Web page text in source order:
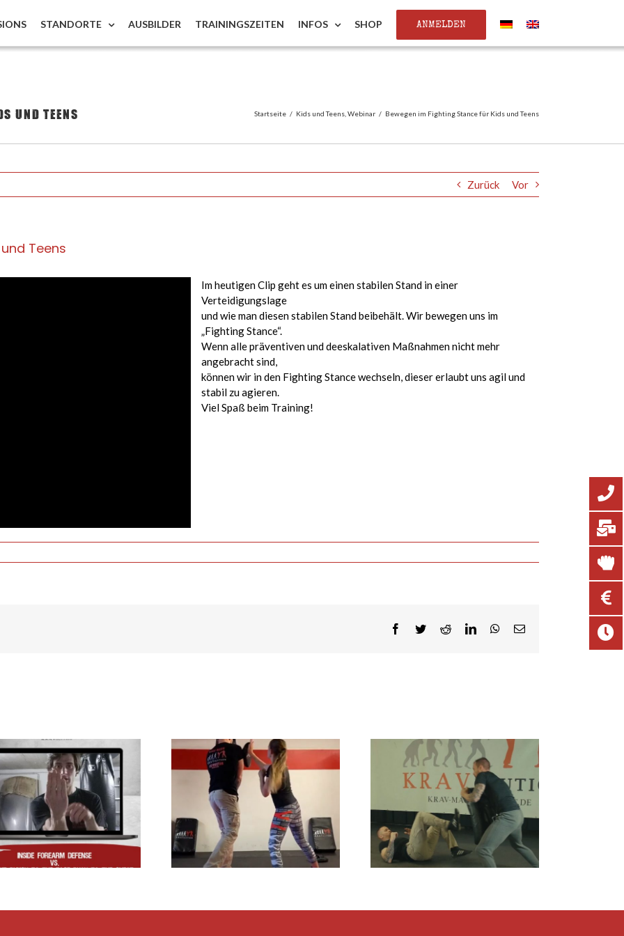
STANDORTE AUSBILDER TRAININGSZEITEN INFOS SHOP ANMELDEN
und Teens Startseite / Kids und Teens Webinar / Bewegen im Fighting Stance für Kids und Teens
Zurück Vor
Teens
Im heutigen Clip geht es um einen stabilen Stand in einer
Verteidigungslage
und wie man diesen stabilen Stand beibehält. Wir bewegen uns im
„Fighting Stance“.
Wenn alle präventiven und deeskalativen Maßnahmen nicht mehr
angebracht sind,
können wir in den Fighting Stance wechseln, dieser erlaubt uns agil und
stabil zu agieren.
Viel Spaß beim Training!
Facebook
TwitterRedditLinkedInWhatsApp
E-
Inside defense 4 Kids
Kicks to the body and
the Head on the floor
– Kicks on the floor